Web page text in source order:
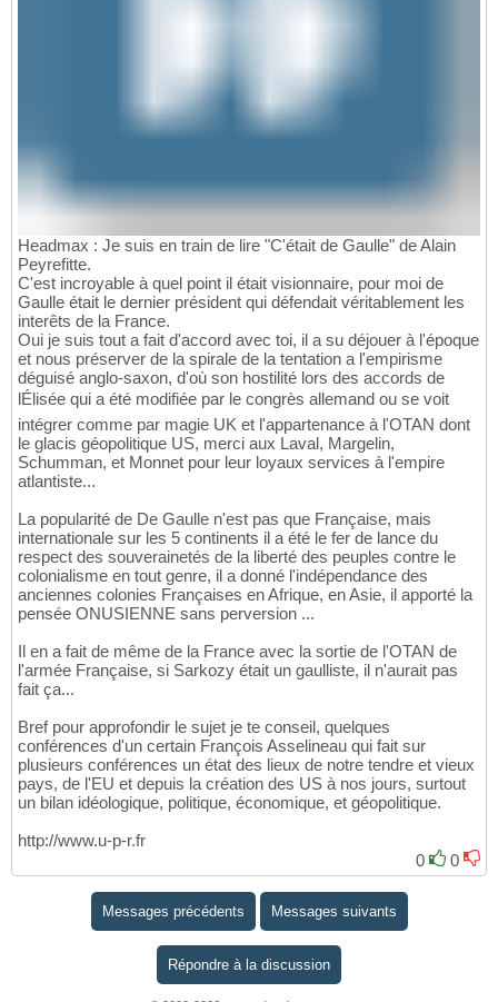
Headmax : Je suis en train de lire "C'était de Gaulle" de Alain
Peyrefitte.
C'est incroyable à quel point il était visionnaire, pour moi de
Gaulle était le dernier président qui défendait véritablement les
interêts de la France.
Oui je suis tout a fait d'accord avec toi, il a su déjouer à l'époque
et nous préserver de la spirale de la tentation a l'empirisme
déguisé anglo-saxon, d'où son hostilité lors des accords de
lÉlisée qui a été modifiée par le congrès allemand ou se voit
intégrer comme par magie UK et l'appartenance à l'OTAN dont
le glacis géopolitique US, merci aux Laval, Margelin,
Schumman, et Monnet pour leur loyaux services à l'empire
atlantiste...
La popularité de De Gaulle n'est pas que Française, mais
internationale sur les 5 continents il a été le fer de lance du
respect des souverainetés de la liberté des peuples contre le
colonialisme en tout genre, il a donné l'indépendance des
anciennes colonies Françaises en Afrique, en Asie, il apporté la
pensée ONUSIENNE sans perversion ...
Il en a fait de même de la France avec la sortie de l'OTAN de
l'armée Française, si Sarkozy était un gaulliste, il n'aurait pas
fait ça...
Bref pour approfondir le sujet je te conseil, quelques
conférences d'un certain François Asselineau qui fait sur
plusieurs conférences un état des lieux de notre tendre et vieux
pays, de l'EU et depuis la création des US à nos jours, surtout
un bilan idéologique, politique, économique, et géopolitique.
http://www.u-p-r.fr
0
0
Messages précédents Messages suivants
Répondre à la discussion